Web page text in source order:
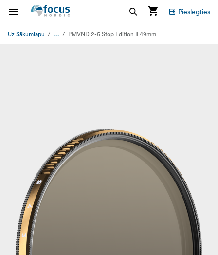
Pieslēgties
Uz Sākumlapu ... PMVND 2-5 Stop Edition II 49mm